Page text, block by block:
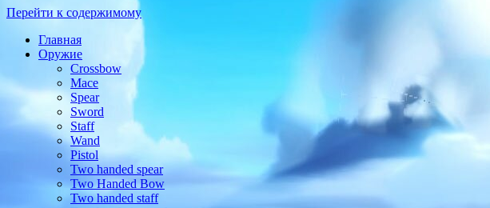
Перейти к содержимому
Главная
Оружие
Crossbow
Mace
Spear
Sword
Staff
Wand
Pistol
Two handed spear
Two Handed Bow
Two handed staff